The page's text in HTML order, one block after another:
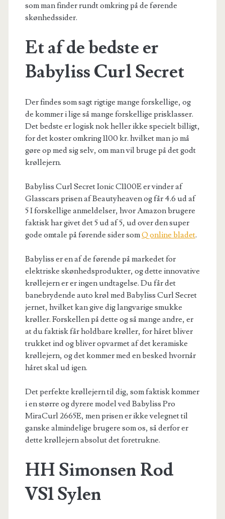
som man finder rundt omkring på de førende
skønhedssider.
Et af de bedste er
Babyliss Curl Secret
Der findes som sagt rigtige mange forskellige, og
de kommer i lige så mange forskellige prisklasser.
Det bedste er logisk nok heller ikke specielt billigt,
for det koster omkring 1100 kr. hvilket man jo må
gøre op med sig selv, om man vil bruge på det godt
krøllejern.
Babyliss Curl Secret Ionic C1100E er vinder af
Glasscars prisen af Beautyheaven og får 4.6 ud af
5 I forskellige anmeldelser, hvor Amazon brugere
faktisk har givet det 5 ud af 5, ud over den super
gode omtale på førende sider somQ online bladet.
Babyliss er en af de førende på markedet for
elektriske skønhedsprodukter, og dette innovative
krøllejern er er ingen undtagelse. Du får det
banebrydende auto krøl med Babyliss Curl Secret
jernet, hvilket kan give dig langvarige smukke
krøller. Forskellen på dette og så mange andre, er
at du faktisk får holdbare krøller, for håret bliver
trukket ind og bliver opvarmet af det keramiske
krøllejern, og det kommer med en besked hvornår
håret skal ud igen.
Det perfekte krøllejern til dig, som faktisk kommer
i en større og dyrere model ved Babyliss Pro
MiraCurl 2665E, men prisen er ikke velegnet til
ganske almindelige brugere som os, så derfor er
dette krøllejern absolut det foretrukne.
HH Simonsen Rod
VS1 Sylen